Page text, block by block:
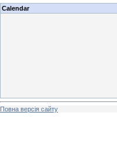
Calendar
Повна версія сайту